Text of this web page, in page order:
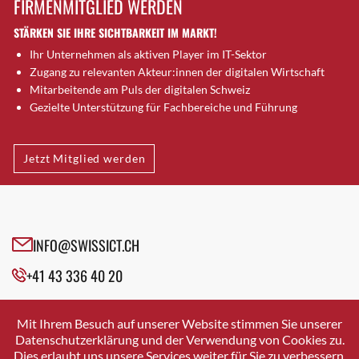
Brütten
Bubendorf
Bubikon
Buchs (SG)
Burgdorf
Bülach
Cazis
Cham
Davos Platz
Davos Platz 1
Dietikon
Dietlikon
FIRMENMITGLIED WERDEN
STÄRKEN SIE IHRE SICHTBARKEIT IM MARKT!
Ihr Unternehmen als aktiven Player im IT-Sektor
Zugang zu relevanten Akteur:innen der digitalen Wirtschaft
Mitarbeitende am Puls der digitalen Schweiz
Gezielte Unterstützung für Fachbereiche und Führung
Jetzt Mitglied werden
INFO@SWISSICT.CH
+41 43 336 40 20
SWISSICT
VULKANSTRASSE 120
8048 ZURICH
Mit Ihrem Besuch auf unserer Website stimmen Sie unserer
Datenschutzerklärung und der Verwendung von Cookies zu.
Dies erlaubt uns unsere Services weiter für Sie zu verbessern.